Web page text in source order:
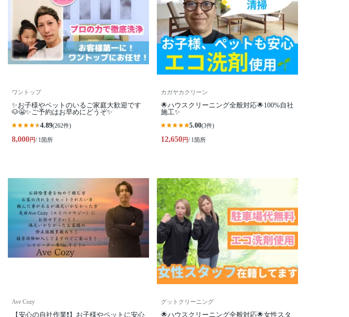
ワントップ
✨お子様やペットのいるご家庭大歓迎です
🐶😬✨ご予約はお早めにどうぞ✨
4.89(262件)
8,000円/ 1箇所
カガヤカクリーン
🌟ハウスクリーニング全般対応🌟100%自社
施工✨
5.00(3件)
12,650円/ 1箇所
Ave Cozy
【安心の自社作業❗️】お子様やペットに安心
グットクリーニング
🌟ハウスクリーニング全般対応🌟女性スタ